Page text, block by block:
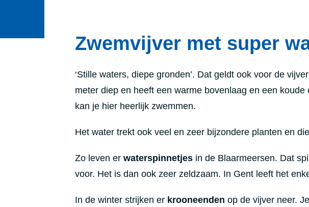
Zwemvijver met super
‘Stille waters, diepe gronden’. Dat geldt ook voor de
meter diep en heeft een warme bovenlaag en een
kan je hier heerlijk zwemmen.
Het water trekt ook veel en zeer bijzondere planten en
Zo leven er waterspinnetjes in de Blaarmeersen. Dat
voor. Het is dan ook zeer zeldzaam. In Gent leeft het
In de winter strijken er krooneenden op de vijver neer.